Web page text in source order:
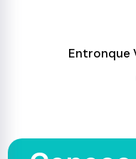
Entronque